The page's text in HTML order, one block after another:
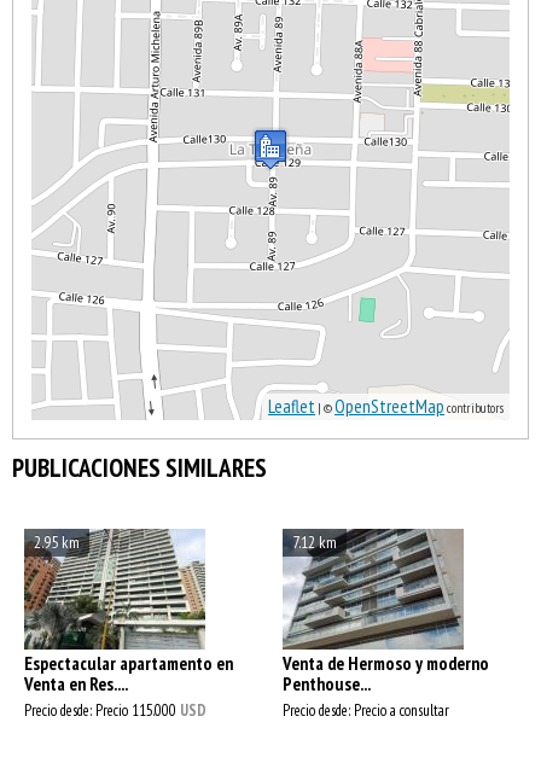
Leaflet | ©OpenStreetMap contributors
PUBLICACIONES SIMILARES
2.95 km
Espectacular apartamento en
Venta en Res....
Precio desde: Precio 115.000 USD
7.12 km
Venta de Hermoso y moderno
Penthouse...
Precio desde: Precio a consultar